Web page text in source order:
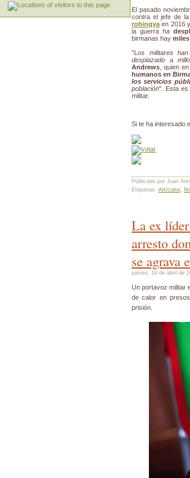
El pasado
contra el jefe de
rohingya en 2016
la guerra ha
birmanas hay
"Los militares
desplazado a
Andrews , quien
humanos en
los servicios
población". Esta es
militar.
Si te ha interesado
Publicado por Juan
Etiquetas: Artículos,
La ex
arresto
se agrava
jueves, 18 de abril de
Un portavoz militar
de calor en
prisión.